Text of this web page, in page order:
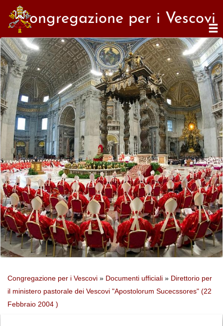
Congregazione per i Vescovi
Congregazione per i Vescovi » Documenti ufficiali » Direttorio per
il ministero pastorale dei Vescovi "Apostolorum Sucecssores" (22
Febbraio 2004 )